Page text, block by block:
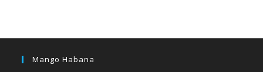
Mango Habana